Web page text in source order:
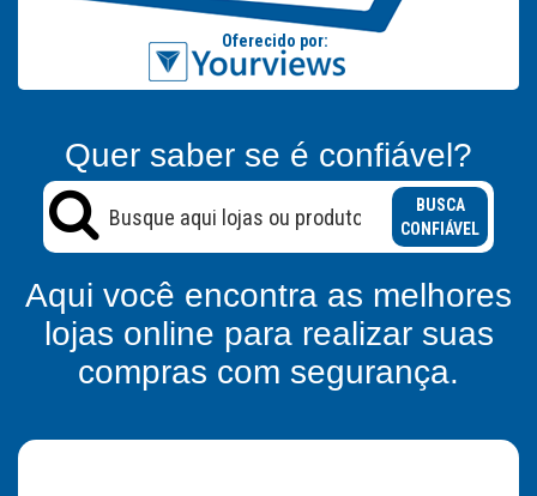
Quer saber se é confiável?
BUSCA
CONFIÁVEL
Aqui você encontra as melhores
lojas online para realizar suas
compras com segurança.